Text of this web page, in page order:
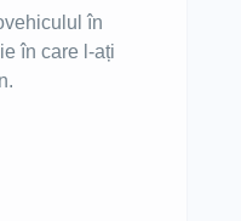
în
în care l-ați